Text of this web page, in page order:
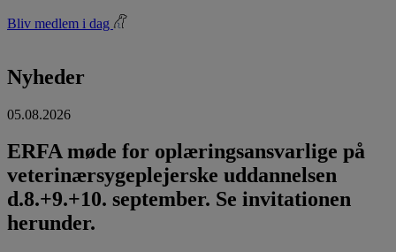
Bliv medlem i dag
Nyheder
05.08.2026
ERFA møde for oplæringsansvarlige på
veterinærsygeplejerske uddannelsen
d.8.+9.+10. september. Se invitationen
herunder.